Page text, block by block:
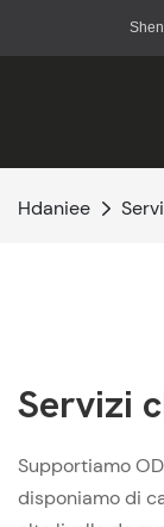
Hdaniee
Servizi
Supportiamo
disponiamo di